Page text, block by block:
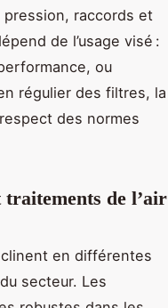
raccords et
de l’usage visé :
ou
régulier des filtres, la
des normes
traitements de l’air
en différentes
secteur. Les